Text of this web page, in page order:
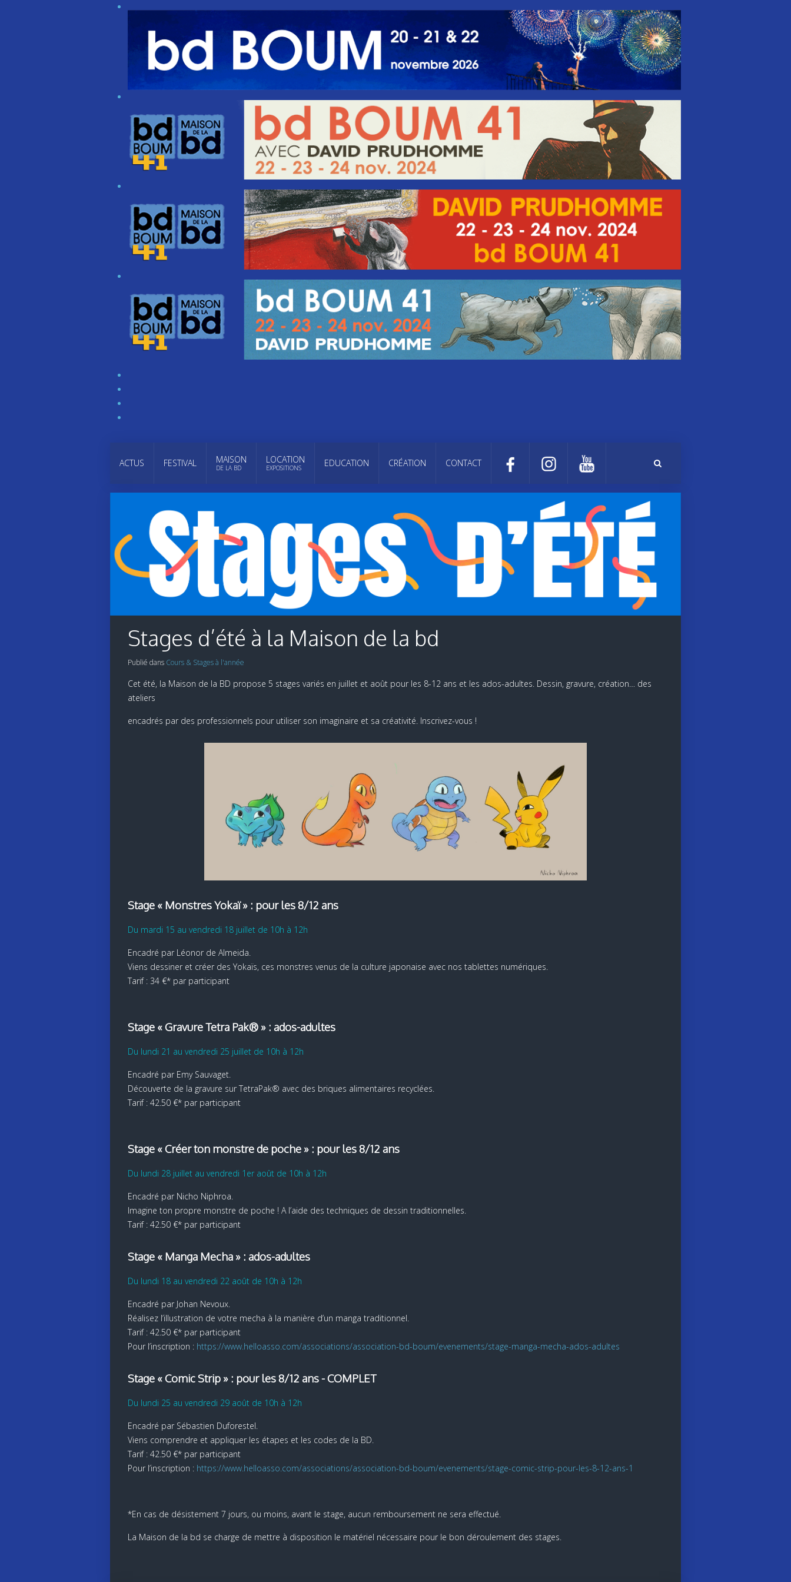
ACTUS FESTIVAL MAISON
DE LA BD
LOCATION
EXPOSITIONS EDUCATION CRÉATION CONTACT
Stages d’été à la Maison de la bd
Publié dans Cours & Stages à l'année
Cet été, la Maison de la BD propose 5 stages variés en juillet et août pour les 8-12 ans et les ados-adultes. Dessin, gravure, création… des
ateliers
encadrés par des professionnels pour utiliser son imaginaire et sa créativité. Inscrivez-vous !
Stage « Monstres Yokaï » : pour les 8/12 ans
Du mardi 15 au vendredi 18 juillet de 10h à 12h
Encadré par Léonor de Almeida.
Viens dessiner et créer des Yokaïs, ces monstres venus de la culture japonaise avec nos tablettes numériques.
Tarif : 34 €* par participant
Stage « Gravure Tetra Pak® » : ados-adultes
Du lundi 21 au vendredi 25 juillet de 10h à 12h
Encadré par Emy Sauvaget.
Découverte de la gravure sur TetraPak® avec des briques alimentaires recyclées.
Tarif : 42.50 €* par participant
Stage « Créer ton monstre de poche » : pour les 8/12 ans
Du lundi 28 juillet au vendredi 1er août de 10h à 12h
Encadré par Nicho Niphroa.
Imagine ton propre monstre de poche ! A l’aide des techniques de dessin traditionnelles.
Tarif : 42.50 €* par participant
Stage « Manga Mecha » : ados-adultes
Du lundi 18 au vendredi 22 août de 10h à 12h
Encadré par Johan Nevoux.
Réalisez l’illustration de votre mecha à la manière d’un manga traditionnel.
Tarif : 42.50 €* par participant
Pour l’inscription : https://www.helloasso.com/associations/association-bd-boum/evenements/stage-manga-mecha-ados-adultes
Stage « Comic Strip » : pour les 8/12 ans - COMPLET
Du lundi 25 au vendredi 29 août de 10h à 12h
Encadré par Sébastien Duforestel.
Viens comprendre et appliquer les étapes et les codes de la BD.
Tarif : 42.50 €* par participant
Pour l’inscription : https://www.helloasso.com/associations/association-bd-boum/evenements/stage-comic-strip-pour-les-8-12-ans-1
*En cas de désistement 7 jours, ou moins, avant le stage, aucun remboursement ne sera effectué.
La Maison de la bd se charge de mettre à disposition le matériel nécessaire pour le bon déroulement des stages.